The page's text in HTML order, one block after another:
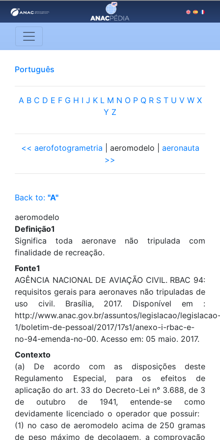
Português
A B C D E F G H I J K L M N O P Q R S T U V W X
Y Z
<< aerofotogrametria | aeromodelo | aeronauta
>>
Back to: "A"
aeromodelo
Definição1
Significa toda aeronave não tripulada com
finalidade de recreação.
Fonte1
AGÊNCIA NACIONAL DE AVIAÇÃO CIVIL. RBAC 94:
requisitos gerais para aeronaves não tripuladas de
uso civil. Brasília, 2017. Disponível em :
http://www.anac.gov.br/assuntos/legislacao/
1/boletim-de-pessoal/2017/17s1/anexo-i-rbac-e-
no-94-emenda-no-00. Acesso em: 05 maio. 2017.
Contexto
(a) De acordo com as disposições deste
Regulamento Especial, para os efeitos de
aplicação do art. 33 do Decreto-Lei n° 3.688, de 3
de outubro de 1941, entende-se como
devidamente licenciado o operador que possuir:
(1) no caso de aeromodelo acima de 250 gramas
de peso máximo de decolagem, a comprovação